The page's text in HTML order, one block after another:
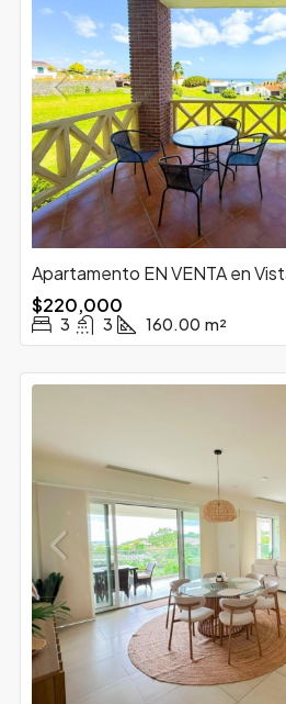
Apartamento EN VENTA en
$220,000
3 3 160.00 m²